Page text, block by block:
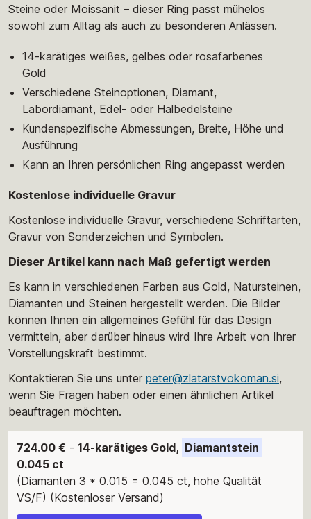
Steine oder Moissanit – dieser Ring passt mühelos
sowohl zum Alltag als auch zu besonderen Anlässen.
14-karätiges weißes, gelbes oder rosafarbenes
Gold
Verschiedene Steinoptionen, Diamant,
Labordiamant, Edel- oder Halbedelsteine
Kundenspezifische Abmessungen, Breite, Höhe und
Ausführung
Kann an Ihren persönlichen Ring angepasst werden
Kostenlose individuelle Gravur
Kostenlose individuelle Gravur, verschiedene Schriftarten,
Gravur von Sonderzeichen und Symbolen.
Dieser Artikel kann nach Maß gefertigt werden
Es kann in verschiedenen Farben aus Gold, Natursteinen,
Diamanten und Steinen hergestellt werden. Die Bilder
können Ihnen ein allgemeines Gefühl für das Design
vermitteln, aber darüber hinaus wird Ihre Arbeit von Ihrer
Vorstellungskraft bestimmt.
Kontaktieren Sie uns unter peter@zlatarstvokoman.si,
wenn Sie Fragen haben oder einen ähnlichen Artikel
beauftragen möchten.
724.00 € - 14-karätiges Gold, Diamantstein
0.045 ct
(Diamanten 3 * 0.015 = 0.045 ct, hohe Qualität
VS/F) (Kostenloser Versand)